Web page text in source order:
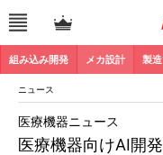
組み込み開発 メカ設計 製
ニュース
医療機器向けAI開
医療機器ニュース